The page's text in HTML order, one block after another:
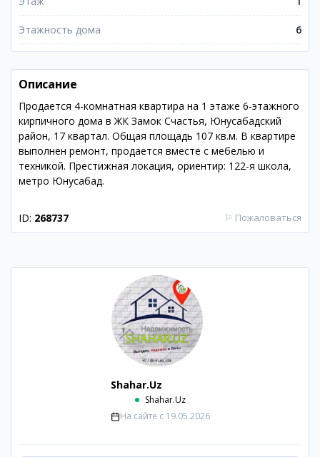
Этажность дома 6
Описание
Продается 4-комнатная квартира на 1 этаже 6-этажного
кирпичного дома в ЖК Замок Счастья, Юнусабадский
район, 17 квартал. Общая площадь 107 кв.м. В квартире
выполнен ремонт, продается вместе с мебелью и
техникой. Престижная локация, ориентир: 122-я школа,
метро Юнусабад.
ID: 268737 ⚐ Пожаловаться
Shahar.Uz
Shahar.Uz
На сайте с 19.05.2026